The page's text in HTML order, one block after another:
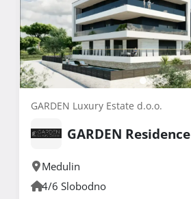
GARDEN Luxury Estate d.o.o.
GARDEN Residence
Medulin
4/6 Slobodno